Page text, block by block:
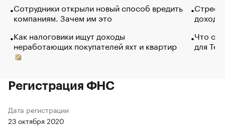
Сотрудники открыли новый способ вредить
компаниям. Зачем им это
Как налоговики ищут доходы
неработающих покупателей яхт и квартир
Что
для
Регистрация ФНС
Дата регистрации
23 октября 2020